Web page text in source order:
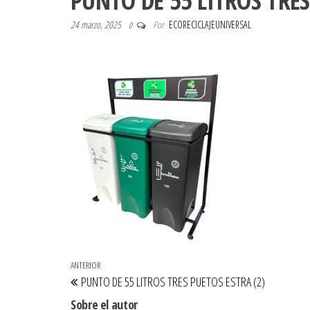
24 marzo, 2025 0 Por ECORECICLAJEUNIVERSAL
Navegación de entradas
Entrada anterior
ANTERIOR
PUNTO DE 55 LITROS TRES PUETOS ESTRA (2)
Sobre el autor